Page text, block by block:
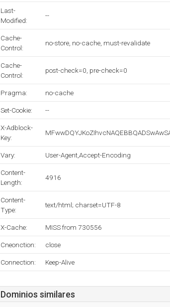
Last-
Modified:
--
Cache-
Control:
no-store, no-cache, must-revalidate
Cache-
Control:
post-check=0, pre-check=0
Pragma: no-cache
Set-Cookie: --
X-Adblock-
Key:
Vary: User-Agent,Accept-Encoding
Content-
Length:
4916
Content-
Type:
text/html; charset=UTF-8
X-Cache: MISS from 730556
Cneonction: close
Connection: Keep-Alive
Dominios similares